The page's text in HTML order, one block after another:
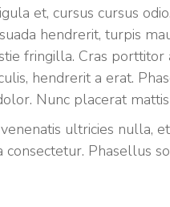
et, cursus cursus
hendrerit, turpis
fringilla. Cras porttitor
hendrerit a erat.
Nunc placerat
ultricies nulla,
Phasellus